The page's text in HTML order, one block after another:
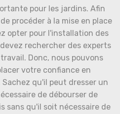
pour les jardins. Afin
procéder à la mise en place
opter pour l'installation des
rechercher des experts
Donc, nous pouvons
votre confiance en
Sachez qu'il peut dresser un
de débourser de
sans qu'il soit nécessaire de